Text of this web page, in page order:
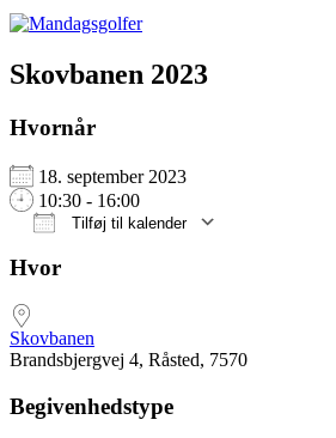
Skovbanen 2023
Hvornår
18. september 2023
10:30 - 16:00
Tilføj til kalender
Hvor
Skovbanen
Brandsbjergvej 4, Råsted, 7570
Begivenhedstype